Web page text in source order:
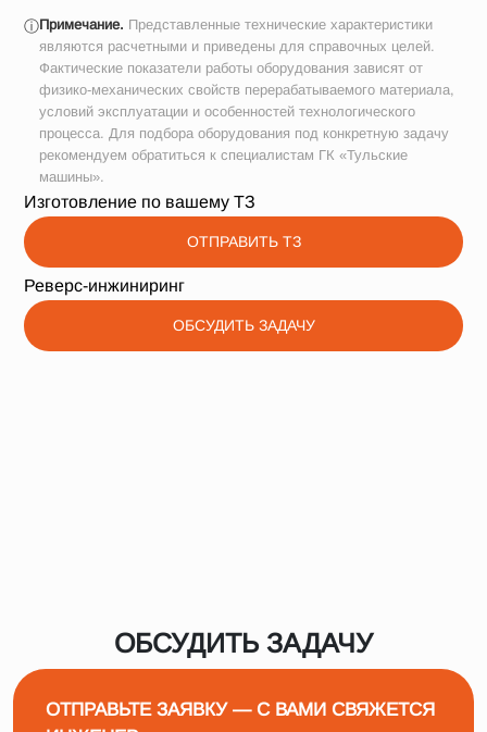
ⓘПримечание. Представленные технические характеристики
являются расчетными и приведены для справочных целей.
Фактические показатели работы оборудования зависят от
физико-механических свойств перерабатываемого материала,
условий эксплуатации и особенностей технологического
процесса. Для подбора оборудования под конкретную задачу
рекомендуем обратиться к специалистам ГК «Тульские
машины».
Изготовление по вашему ТЗ
ОТПРАВИТЬ ТЗ
Реверс-инжиниринг
ОБСУДИТЬ ЗАДАЧУ
ОБСУДИТЬ ЗАДАЧУ
ОТПРАВЬТЕ ЗАЯВКУ — С ВАМИ СВЯЖЕТСЯ